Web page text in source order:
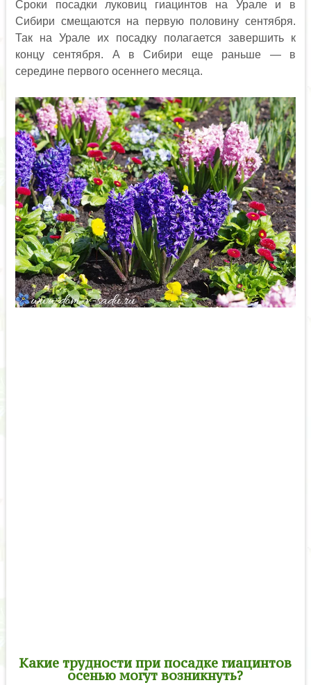
Сроки посадки луковиц гиацинтов на Урале и в
Сибири смещаются на первую половину сентября.
Так на Урале их посадку полагается завершить к
концу сентября. А в Сибири еще раньше — в
середине первого осеннего месяца.
Какие трудности при посадке гиацинтов
осенью могут возникнуть?